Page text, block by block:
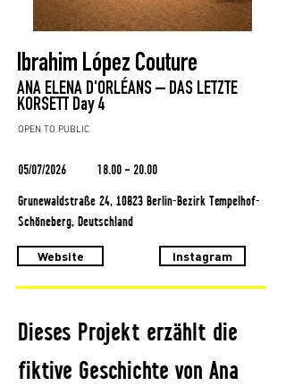
Ibrahim López Couture
ANA ELENA D'ORLÉANS – DAS LETZTE
KORSETT Day 4
OPEN TO PUBLIC
05/07/2026 18.00 - 20.00
Grunewaldstraße 24, 10823 Berlin-Bezirk Tempelhof-
Schöneberg, Deutschland
Website Instagram
Dieses Projekt erzählt die
fiktive Geschichte von Ana